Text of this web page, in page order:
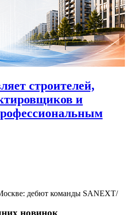
строителей,
и
дебют команды SANEXT/